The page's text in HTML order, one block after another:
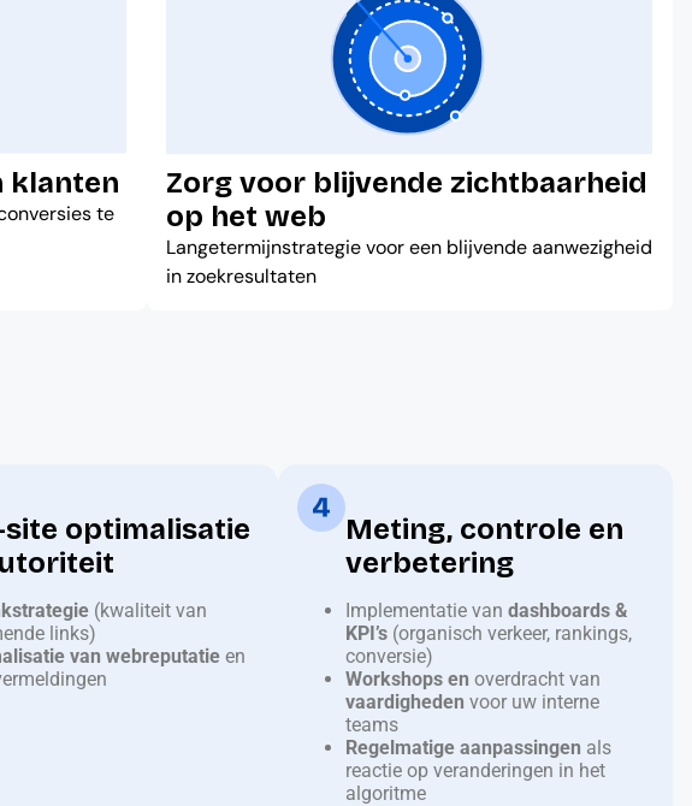
klanten
te
Zorg voor blijvende zichtbaarheid
op het web
Langetermijnstrategie voor een blijvende aanwezigheid
in zoekresultaten
optimalisatie
(kwaliteit van
links)
van webreputatie en
Meting, controle en
verbetering
Implementatie van dashboards &
KPI’s (organisch verkeer, rankings,
conversie)
Workshops en overdracht van
vaardigheden voor uw interne
teams
Regelmatige aanpassingen als
reactie op veranderingen in het
algoritme